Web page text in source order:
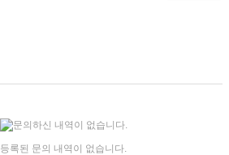
등록된 문의 내역이 없습니다.